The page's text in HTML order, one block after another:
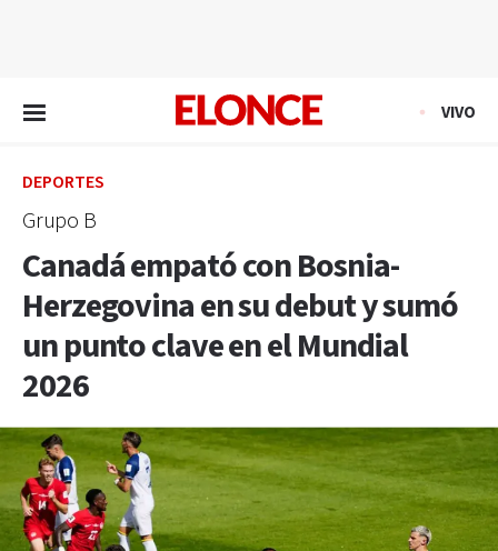
VIVO
DEPORTES
Grupo B
Canadá empató con Bosnia-
Herzegovina en su debut y sumó
un punto clave en el Mundial
2026